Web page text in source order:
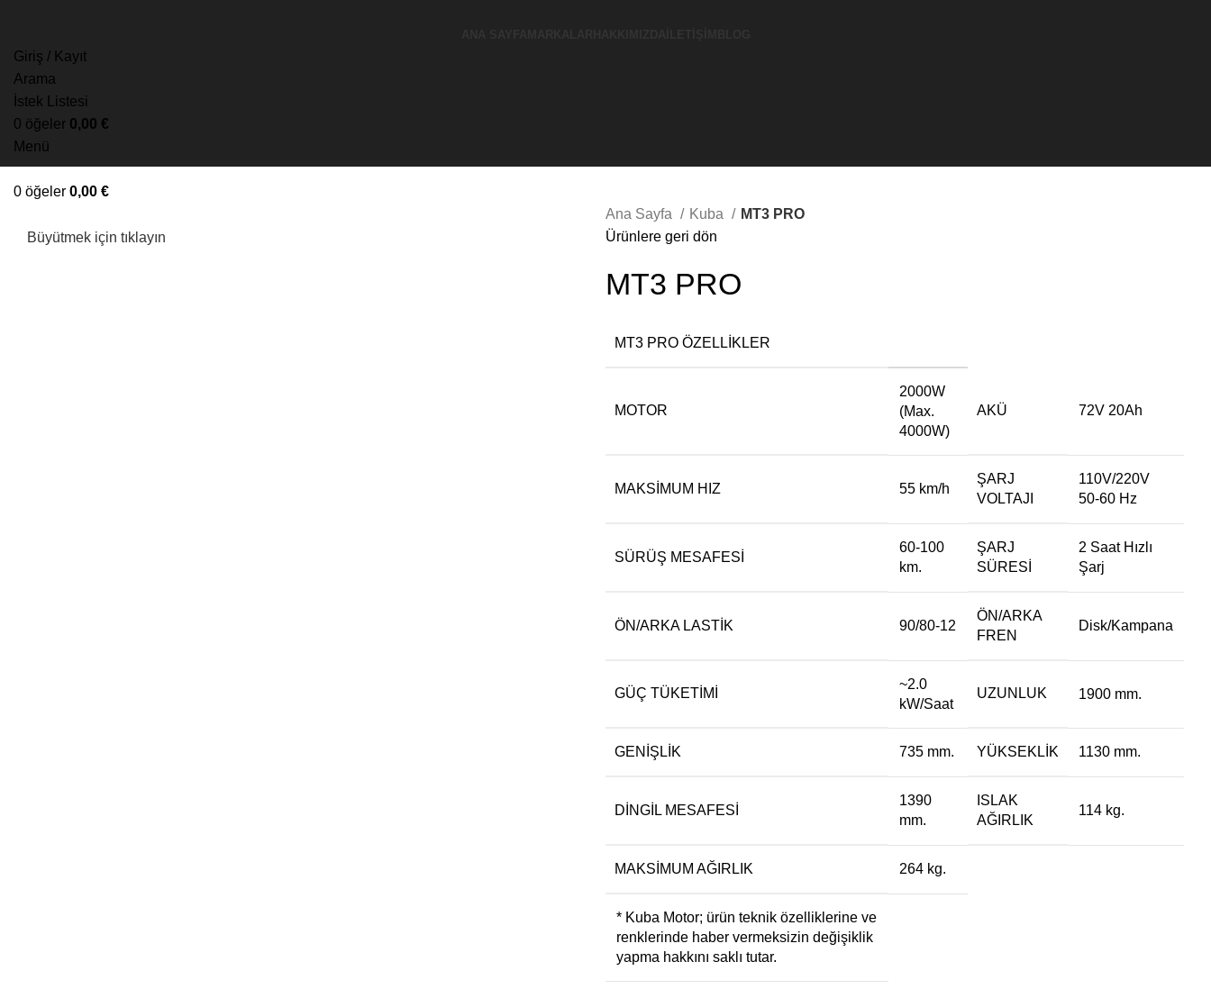
Giriş / Kayıt
Arama
İstek Listesi
0 öğeler 0,00 €
Menü
0 öğeler 0,00 €
Büyütmek için tıklayın
Ana Sayfa Kuba
MT3 PRO
Ürünlere geri dön
MT3 PRO
MT3 PRO ÖZELLİKLER
MOTOR
2000W
(Max.
4000W)
AKÜ 72V 20Ah
MAKSIMUM HIZ 55 km/h
ŞARJ
VOLTAJI
110V/220V
50-60 Hz
SÜRÜŞ MESAFESI
60-100
km.
ŞARJ
SÜRESI
2 Saat Hızlı
Şarj
ÖN/ARKA LASTIK 90/80-12
ÖN/ARKA
FREN
Disk/Kampana
GÜÇ TÜKETIMI
~2.0
kW/Saat
UZUNLUK 1900 mm.
GENIŞLIK 735 mm. YÜKSEKLIK 1130 mm.
DINGIL MESAFESI
1390
mm.
ISLAK
AĞIRLIK
114 kg.
MAKSIMUM AĞIRLIK 264 kg.
* Kuba Motor; ürün teknik özelliklerine ve
renklerinde haber vermeksizin değişiklik
yapma hakkını saklı tutar.